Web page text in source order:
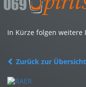
In Kürze folgen
Zurück zur Übersicht